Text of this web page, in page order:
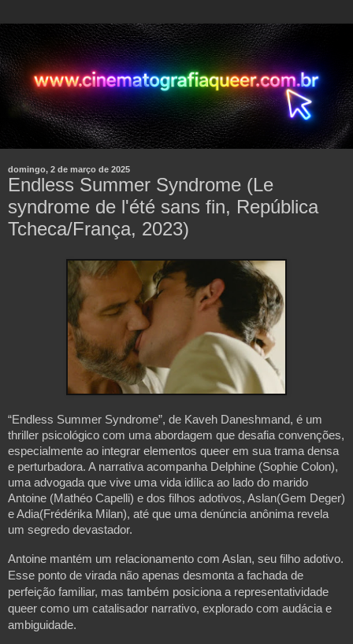
domingo, 2 de março de 2025
Endless Summer Syndrome (Le
syndrome de l'été sans fin, República
Tcheca/França, 2023)
“Endless Summer Syndrome”, de Kaveh Daneshmand, é um
thriller psicológico com uma abordagem que desafia convenções,
especialmente ao integrar elementos queer em sua trama densa
e perturbadora. A narrativa acompanha Delphine (Sophie Colon),
uma advogada que vive uma vida idílica ao lado do marido
Antoine (Mathéo Capelli) e dos filhos adotivos, Aslan(Gem Deger)
e Adia(Frédérika Milan), até que uma denúncia anônima revela
um segredo devastador.
Antoine mantém um relacionamento com Aslan, seu filho adotivo.
Esse ponto de virada não apenas desmonta a fachada de
perfeição familiar, mas também posiciona a representatividade
queer como um catalisador narrativo, explorado com audácia e
ambiguidade.